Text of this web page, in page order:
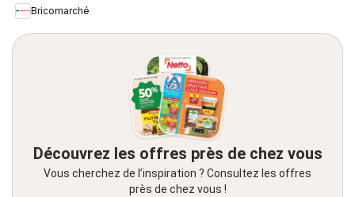
Bricomarché
Découvrez les offres près de chez vous
Vous cherchez de l’inspiration ? Consultez les offres
près de chez vous !